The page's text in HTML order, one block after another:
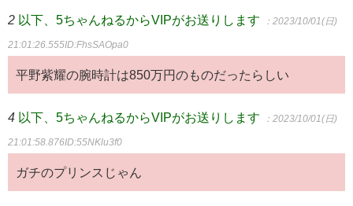
2 以下、5ちゃんねるからVIPがお送りします ：2023/10/01(日)
21:01:26.555ID:FhsSAOpa0
平野紫耀の腕時計は850万円のものだったらしい
4 以下、5ちゃんねるからVIPがお送りします ：2023/10/01(日)
21:01:58.876ID:55NKlu3f0
ガチのプリンスじゃん